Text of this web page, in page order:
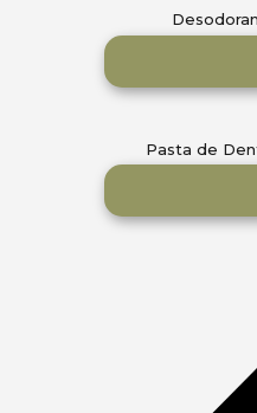
Pasta de